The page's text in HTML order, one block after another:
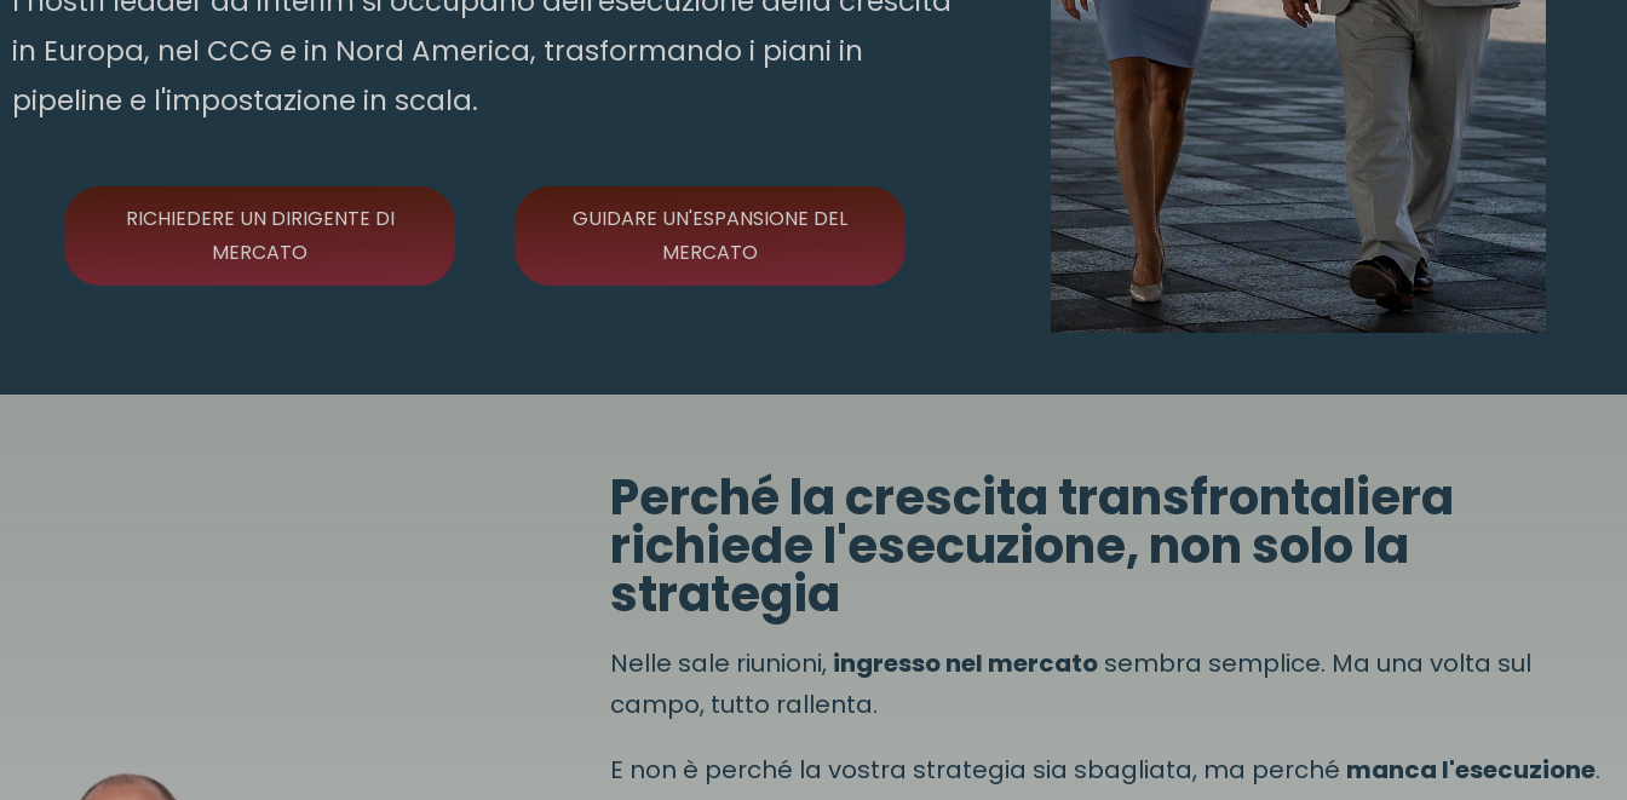
in Europa, nel CCG e in Nord America, trasformando i piani in
pipeline e l'impostazione in scala.
RICHIEDERE UN DIRIGENTE DI
MERCATO
GUIDARE UN'ESPANSIONE DEL
MERCATO
Perché la crescita transfrontaliera
richiede l'esecuzione, non solo la
strategia
Nelle sale riunioni, ingresso nel mercatosembra semplice. Ma una volta sul
campo, tutto rallenta.
E non è perché la vostra strategia sia sbagliata, ma perché manca l'esecuzione.